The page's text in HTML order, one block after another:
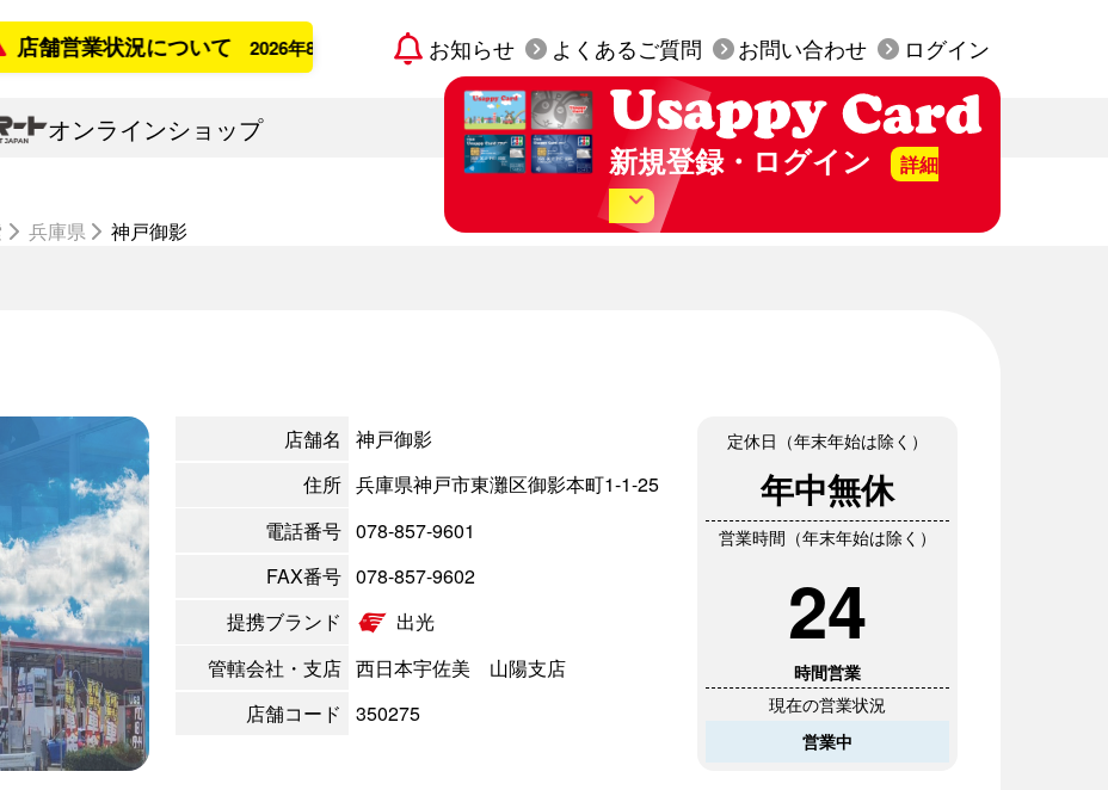
業状況について 2026年8月6日更新 お知らせ よくあるご質問 お問い合わせ ログイン
オンラインショップ
新規登録・ログイン 詳細
持っている（WEB会員登録）
Usappy Card プラスを作る
兵庫県 神戸御影
店舗名
神戸御影
住所 兵庫県神戸市東灘区御影本町1-1-25
電話番号 078-857-9601
FAX番号 078-857-9602
提携ブランド
出光
管轄会社・支店 西日本宇佐美 山陽支店
店舗コード
350275
定休日（年末年始は除く）
年中無休
営業時間（年末年始は除く）
24
時間営業
現在の営業状況
営業中